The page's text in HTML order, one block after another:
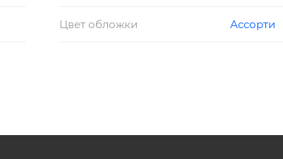
Цвет обложки Ассорти